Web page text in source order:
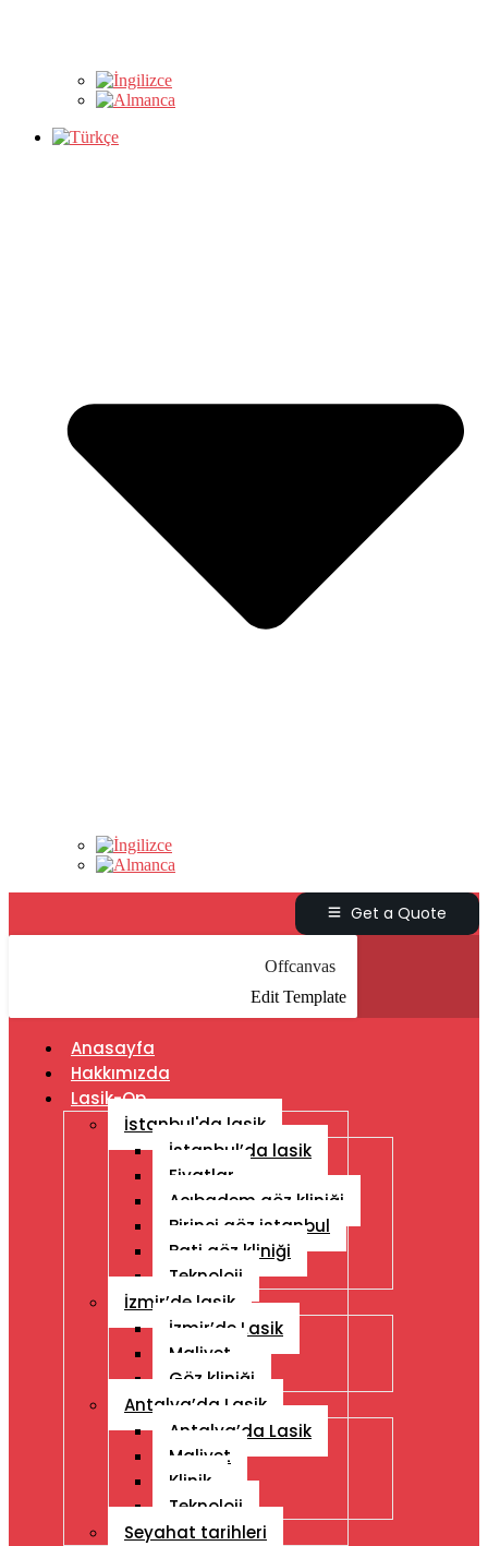
Get a Quote
Offcanvas
Edit Template
Anasayfa
Hakkımızda
Lasik-Op
İstanbul'da lasik
İstanbul’da lasik
Fiyatlar
Acıbadem göz kliniği
Birinci göz istanbul
Bati göz kliniği
Teknoloji
İzmir’de lasik
İzmir’de Lasik
Maliyet
Göz kliniği
Antalya’da Lasik
Antalya’da Lasik
Maliyet
Klinik
Teknoloji
Seyahat tarihleri